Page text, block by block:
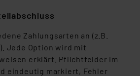
Zahlungsarten an (z.B.
Jede Option wird mit
erklärt. Pflichtfelder im
eindeutig markiert, Fehler